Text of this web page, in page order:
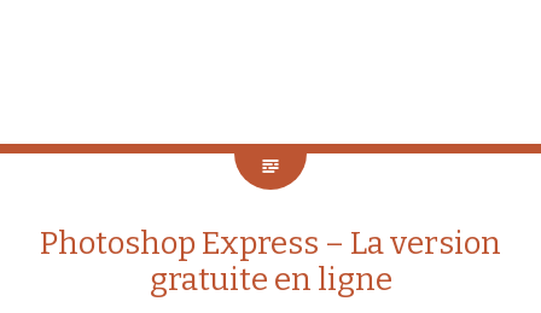
Photoshop Express – La version
gratuite en ligne